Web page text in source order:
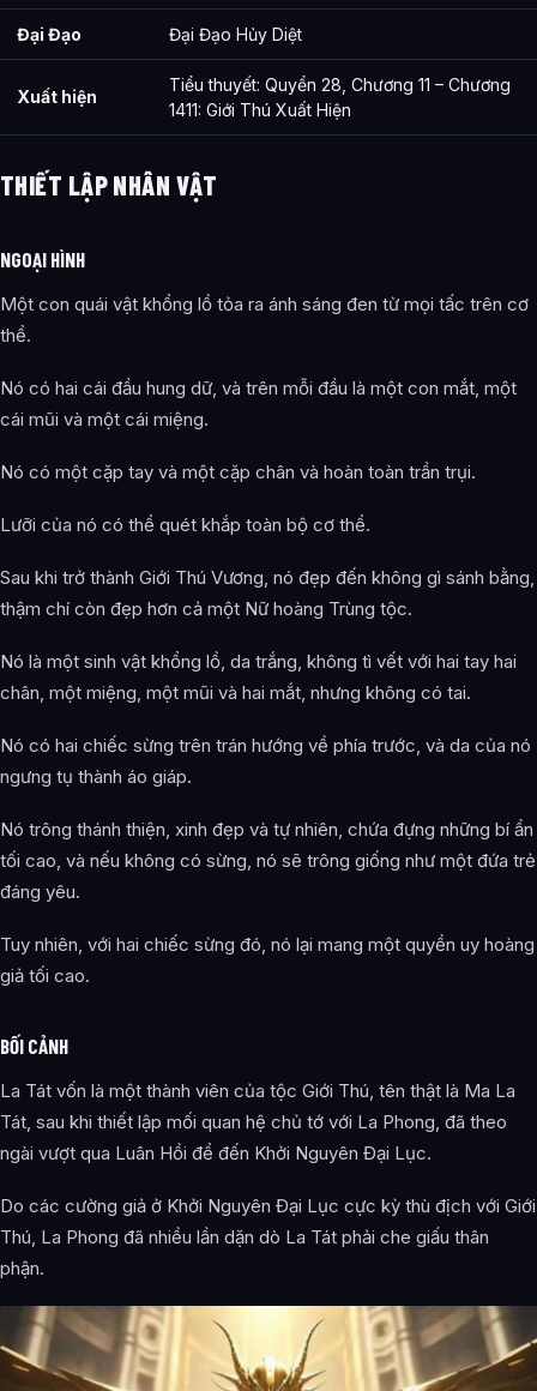
Đại Đạo Đại Đạo Hủy Diệt
Xuất hiện
Tiểu thuyết: Quyển 28, Chương 11 – Chương
1411: Giới Thú Xuất Hiện
THIẾT LẬP NHÂN VẬT
NGOẠI HÌNH
Một con quái vật khổng lồ tỏa ra ánh sáng đen từ mọi tấc trên cơ
thể.
Nó có hai cái đầu hung dữ, và trên mỗi đầu là một con mắt, một
cái mũi và một cái miệng.
Nó có một cặp tay và một cặp chân và hoàn toàn trần trụi.
Lưỡi của nó có thể quét khắp toàn bộ cơ thể.
Sau khi trở thành Giới Thú Vương, nó đẹp đến không gì sánh bằng,
thậm chí còn đẹp hơn cả một Nữ hoàng Trùng tộc.
Nó là một sinh vật khổng lồ, da trắng, không tì vết với hai tay hai
chân, một miệng, một mũi và hai mắt, nhưng không có tai.
Nó có hai chiếc sừng trên trán hướng về phía trước, và da của nó
ngưng tụ thành áo giáp.
Nó trông thánh thiện, xinh đẹp và tự nhiên, chứa đựng những bí ẩn
tối cao, và nếu không có sừng, nó sẽ trông giống như một đứa trẻ
đáng yêu.
Tuy nhiên, với hai chiếc sừng đó, nó lại mang một quyền uy hoàng
giả tối cao.
BỐI CẢNH
La Tát vốn là một thành viên của tộc Giới Thú, tên thật là Ma La
Tát, sau khi thiết lập mối quan hệ chủ tớ với La Phong, đã theo
ngài vượt qua Luân Hồi để đến Khởi Nguyên Đại Lục.
Do các cường giả ở Khởi Nguyên Đại Lục cực kỳ thù địch với Giới
Thú, La Phong đã nhiều lần dặn dò La Tát phải che giấu thân
phận.